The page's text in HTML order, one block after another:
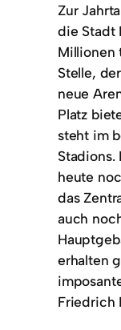
Zur
die Stadt
Millionen
Stelle,
neue
Platz
steht im
Stadions.
heute
das
auch
erhalten
Friedrich